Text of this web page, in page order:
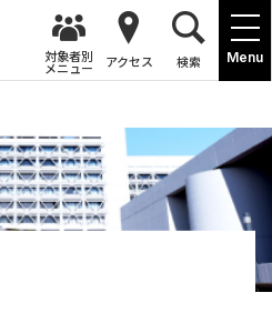
Menu
対象者別
メニュー アクセス 検索